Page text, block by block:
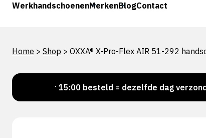
WerkhandschoenenMerkenBlogContact
Home > Shop > OXXA® X-Pro-Flex AIR 51-292
Voor 15:00 besteld = dezelfde dag verzonden